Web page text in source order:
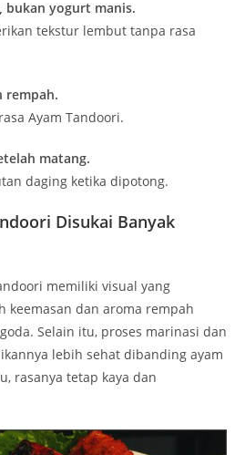
bukan yogurt manis.
tekstur lembut tanpa rasa
rempah.
Ayam Tandoori.
matang.
daging ketika dipotong.
Disukai Banyak
memiliki visual yang
keemasan dan aroma rempah
Selain itu, proses marinasi dan
lebih sehat dibanding ayam
rasanya tetap kaya dan